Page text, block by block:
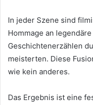
In jeder Szene sind
Hommage an
Geschichtenerzählen
meisterten. Diese
wie kein anderes.
Das Ergebnis ist eine